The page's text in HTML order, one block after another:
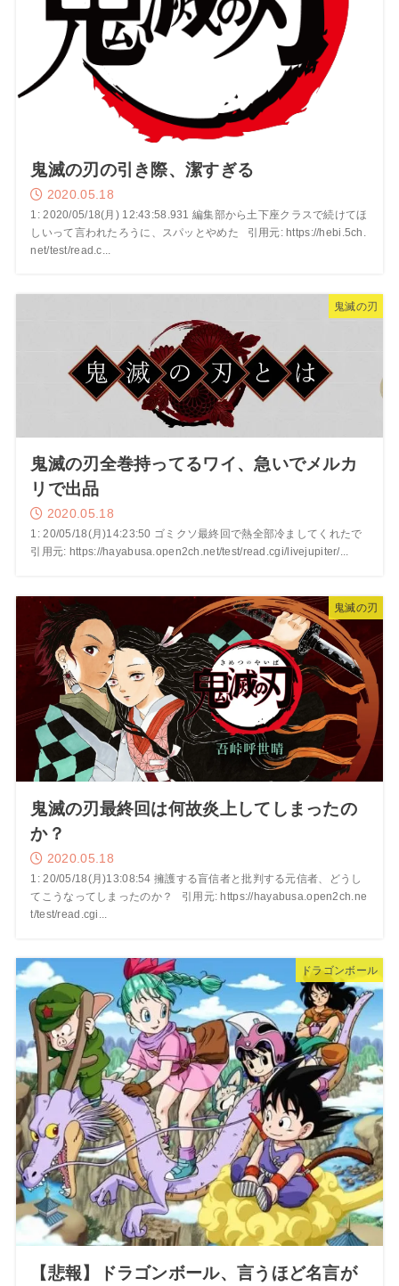
鬼滅の刃の引き際、潔すぎる
2020.05.18
1: 2020/05/18(月) 12:43:58.931 編集部から土下座クラスで続けてほ
しいって言われたろうに、スパッとやめた 引用元: https://hebi.5ch.
net/test/read.c...
鬼滅の刃
鬼滅の刃全巻持ってるワイ、急いでメルカ
リで出品
2020.05.18
1: 20/05/18(月)14:23:50 ゴミクソ最終回で熱全部冷ましてくれたで
引用元: https://hayabusa.open2ch.net/test/read.cgi/livejupiter/...
鬼滅の刃
鬼滅の刃最終回は何故炎上してしまったの
か？
2020.05.18
1: 20/05/18(月)13:08:54 擁護する盲信者と批判する元信者、どうし
てこうなってしまったのか？ 引用元: https://hayabusa.open2ch.ne
t/test/read.cgi...
ドラゴンボール
【悲報】ドラゴンボール、言うほど名言が